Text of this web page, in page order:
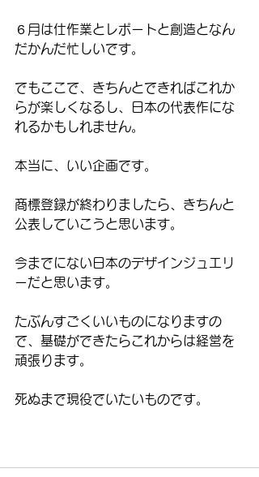
６月は仕作業とレポートと創造となん
だかんだ忙しいです。
でもここで、きちんとできればこれか
らが楽しくなるし、日本の代表作にな
れるかもしれません。
本当に、いい企画です。
商標登録が終わりましたら、きちんと
公表していこうと思います。
今までにない日本のデザインジュエリ
ーだと思います。
たぶんすごくいいものになりますの
で、基礎ができたらこれからは経営を
頑張ります。
死ぬまで現役でいたいものです。